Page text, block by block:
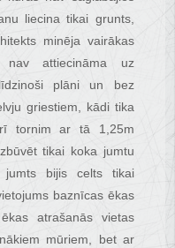
liecina tikai grunts,
minēja vairākas
attiecināma uz
plāni un bez
griestiem, kādi tika
tornim ar tā 1,25m
tikai koka jumtu
jumts bijis celts tikai
baznīcas ēkas
atrašanās vietas
mūriem, bet ar